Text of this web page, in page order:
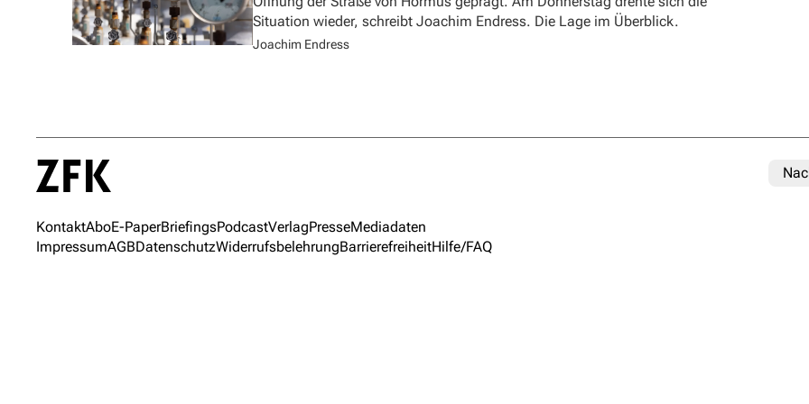
Situation wieder, schreibt Joachim Endress. Die Lage im Überblick.
Joachim Endress
KontaktAboE-PaperBriefingsPodcastVerlagPresseMediadaten
ImpressumAGBDatenschutzWiderrufsbelehrungBarrierefreiheitHilfe/FAQ